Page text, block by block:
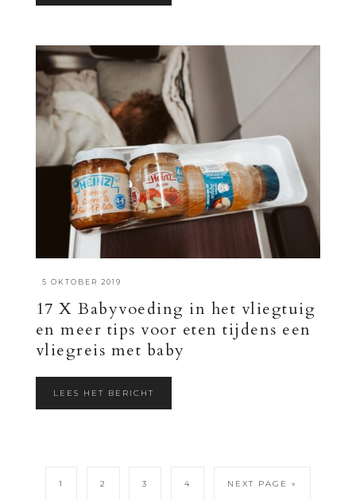
5 OKTOBER 2019
17 X Babyvoeding in het vliegtuig
en meer tips voor eten tijdens een
vliegreis met baby
LEES HET BERICHT
1 2 3 4 NEXT PAGE »